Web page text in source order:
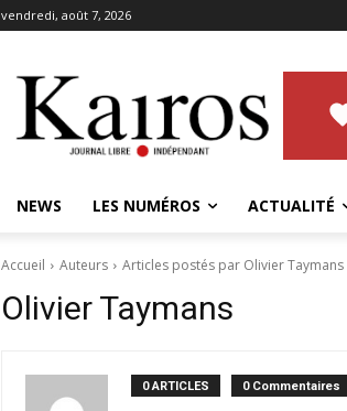
vendredi, août 7, 2026
NEWS LES NUMÉROS ACTUALITÉ
Accueil Auteurs Articles postés par Olivier Taymans
Olivier Taymans
0 ARTICLES 0 Commentaires